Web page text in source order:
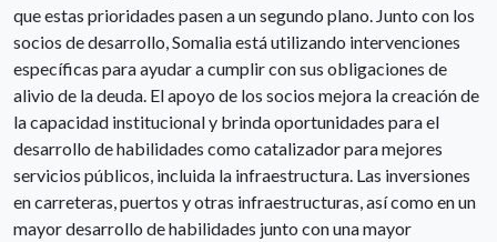
que estas prioridades pasen a un segundo plano. Junto con los
socios de desarrollo, Somalia está utilizando intervenciones
específicas para ayudar a cumplir con sus obligaciones de
alivio de la deuda. El apoyo de los socios mejora la creación de
la capacidad institucional y brinda oportunidades para el
desarrollo de habilidades como catalizador para mejores
servicios públicos, incluida la infraestructura. Las inversiones
en carreteras, puertos y otras infraestructuras, así como en un
mayor desarrollo de habilidades junto con una mayor